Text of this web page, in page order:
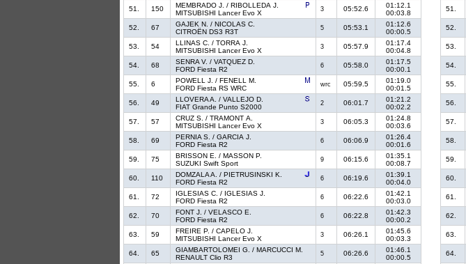
51.
150
MEMBRADO J. / RIBOLLEDA J.
MITSUBISHI Lancer Evo X
3 05:52.6
01:12.1
00:03.8
52.
67
GAJEK N. / NICOLAS C.
CITROËN DS3 R3T
5 05:53.1
01:12.6
00:00.5
53.
54
LLINAS C. / TORRA J.
MITSUBISHI Lancer Evo X
3 05:57.9
01:17.4
00:04.8
54.
68
SENRA V. / VATQUEZ D.
FORD Fiesta R2
6 05:58.0
01:17.5
00:00.1
55.
6
POWELL J. / FENELL M.
FORD Fiesta RS WRC
wrc 05:59.5
01:19.0
00:01.5
56.
49
LLOVERA A. / VALLEJO D.
FIAT Grande Punto S2000
2 06:01.7
01:21.2
00:02.2
57.
57
CRUZ S. / TRAMONT A.
MITSUBISHI Lancer Evo X
3 06:05.3
01:24.8
00:03.6
58.
69
PERNIA S. / GARCIA J.
FORD Fiesta R2
6 06:06.9
01:26.4
00:01.6
59.
75
BRISSON E. / MASSON P.
SUZUKI Swift Sport
9 06:15.6
01:35.1
00:08.7
60.
110
DOMZALA A. / PIETRUSINSKI K.
FORD Fiesta R2
6 06:19.6
01:39.1
00:04.0
61.
72
IGLESIAS C. / IGLESIAS J.
FORD Fiesta R2
6 06:22.6
01:42.1
00:03.0
62.
70
FONT J. / VELASCO E.
FORD Fiesta R2
6 06:22.8
01:42.3
00:00.2
63.
59
FREIRE P. / CAPELO J.
MITSUBISHI Lancer Evo X
3 06:26.1
01:45.6
00:03.3
64.
65
GIAMBARTOLOMEI G. / MARCUCCI M.
RENAULT Clio R3
5 06:26.6
01:46.1
00:00.5
51.
52.
53.
54.
55.
56.
57.
58.
59.
60.
61.
62.
63.
64.